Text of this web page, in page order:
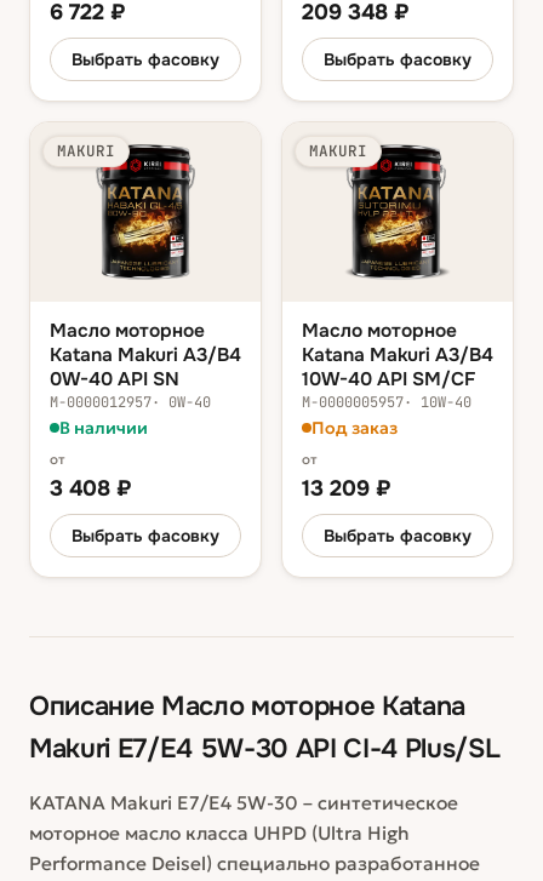
6 722 ₽
Выбрать фасовку
209 348 ₽
Выбрать фасовку
MAKURI
Масло моторное
Katana Makuri A3/B4
0W-40 API SN
М-0000012957· 0W-40
В наличии
от
3 408 ₽
Выбрать фасовку
MAKURI
Масло моторное
Katana Makuri A3/B4
10W-40 API SM/CF
М-0000005957· 10W-40
Под заказ
от
13 209 ₽
Выбрать фасовку
Описание Масло моторное Katana
Makuri E7/E4 5W-30 API CI-4 Plus/SL
KATANA Makuri E7/E4 5W-30 – синтетическое
моторное масло класса UHPD (Ultra High
Performance Deisel) специально разработанное